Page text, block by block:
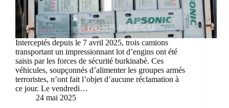
Interceptés depuis le 7 avril 2025, trois camions
transportant un impressionnant lot d’engins ont été
saisis par les forces de sécurité burkinabè. Ces
véhicules, soupçonnés d’alimenter les groupes armés
terroristes, n’ont fait l’objet d’aucune réclamation à
ce jour. Le vendredi…
24 mai 2025